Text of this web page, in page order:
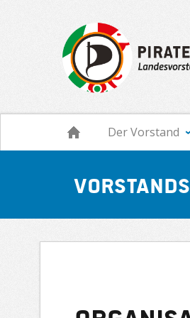
Navigation
Der Vorstand